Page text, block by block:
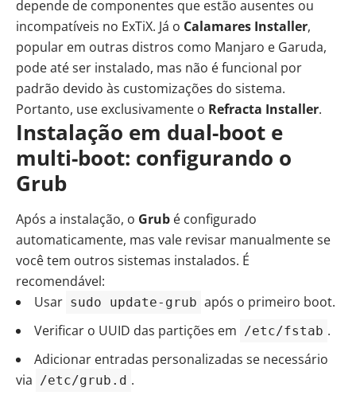
depende de componentes que estão ausentes ou
incompatíveis no ExTiX. Já o Calamares Installer,
popular em outras distros como Manjaro e Garuda,
pode até ser instalado, mas não é funcional por
padrão devido às customizações do sistema.
Portanto, use exclusivamente o Refracta Installer.
Instalação em dual-boot e
multi-boot: configurando o
Grub
Após a instalação, o Grub é configurado
automaticamente, mas vale revisar manualmente se
você tem outros sistemas instalados. É
recomendável:
Usar sudo update-grub após o primeiro boot.
Verificar o UUID das partições em /etc/fstab .
Adicionar entradas personalizadas se necessário
via /etc/grub.d .